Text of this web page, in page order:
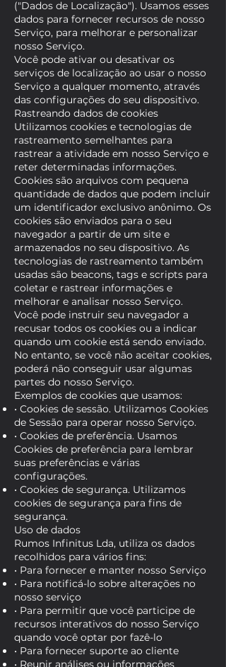
("Dados de Localização"). Usamos esses
dados para fornecer recursos de nosso
Serviço, para melhorar e personalizar
nosso Serviço.
Você pode ativar ou desativar os
serviços de localização ao usar o nosso
Serviço a qualquer momento, através
das configurações do seu dispositivo.
Rastreando dados de cookies
Utilizamos cookies e tecnologias de
rastreamento semelhantes para
rastrear a atividade em nosso Serviço e
reter determinadas informações.
Cookies são arquivos com pequena
quantidade de dados que podem incluir
um identificador exclusivo anônimo. Os
cookies são enviados para o seu
navegador a partir de um site e
armazenados no seu dispositivo. As
tecnologias de rastreamento também
usadas são beacons, tags e scripts para
coletar e rastrear informações e
melhorar e analisar nosso Serviço.
Você pode instruir seu navegador a
recusar todos os cookies ou a indicar
quando um cookie está sendo enviado.
No entanto, se você não aceitar cookies,
poderá não conseguir usar algumas
partes do nosso Serviço.
Exemplos de cookies que usamos:
• Cookies de sessão. Utilizamos Cookies
de Sessão para operar nosso Serviço.
• Cookies de preferência. Usamos
Cookies de preferência para lembrar
suas preferências e várias
configurações.
• Cookies de segurança. Utilizamos
cookies de segurança para fins de
segurança.
Uso de dados
Rumos Infinitus Lda, utiliza os dados
recolhidos para vários fins:
• Para fornecer e manter nosso Serviço
• Para notificá-lo sobre alterações no
nosso serviço
• Para permitir que você participe de
recursos interativos do nosso Serviço
quando você optar por fazê-lo
• Para fornecer suporte ao cliente
• Reunir análises ou informações